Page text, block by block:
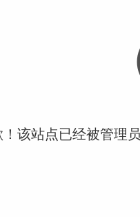
！该站点已经被管理